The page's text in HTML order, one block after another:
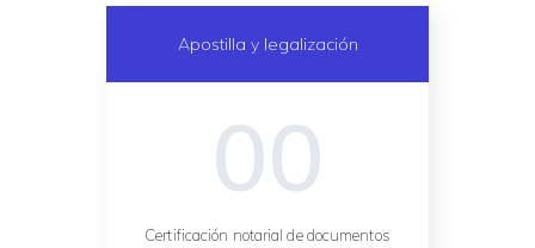
Apostilla y legalización
00
Certificación notarial de documentos